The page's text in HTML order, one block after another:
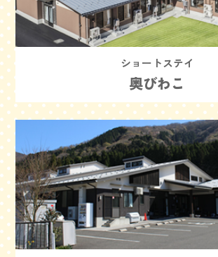
ショートステイ
奥びわこ